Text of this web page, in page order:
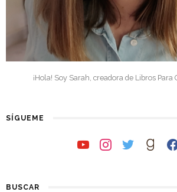
¡Hola! Soy Sarah, creadora de Libros Para
SÍGUEME
youtubeinstagramtwitter
BUSCAR